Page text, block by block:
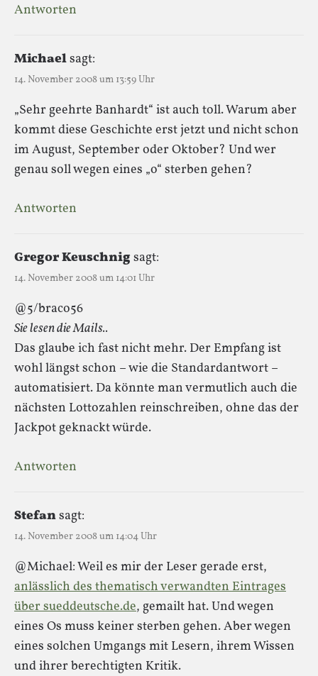
Antworten
Michaelsagt:
14. November 2008 um 13:59 Uhr
„Sehr geehrte Banhardt“ ist auch toll. Warum aber
kommt diese Geschichte erst jetzt und nicht schon
im August, September oder Oktober? Und wer
genau soll wegen eines „o“ sterben gehen?
Antworten
Gregor Keuschnigsagt:
14. November 2008 um 14:01 Uhr
@5/braco56
Sie lesen die Mails..
Das glaube ich fast nicht mehr. Der Empfang ist
wohl längst schon – wie die Standardantwort –
automatisiert. Da könnte man vermutlich auch die
nächsten Lottozahlen reinschreiben, ohne das der
Jackpot geknackt würde.
Antworten
Stefansagt:
14. November 2008 um 14:04 Uhr
@Michael: Weil es mir der Leser gerade erst,
anlässlich des thematisch verwandten Eintrages
über sueddeutsche.de, gemailt hat. Und wegen
eines Os muss keiner sterben gehen. Aber wegen
eines solchen Umgangs mit Lesern, ihrem Wissen
und ihrer berechtigten Kritik.